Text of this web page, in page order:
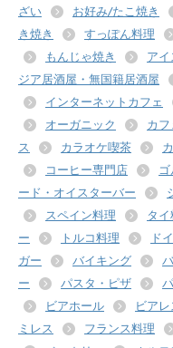
ざい
お好み/たこ焼き
き焼き
すっぽん料理
もんじゃ焼き
ア
ジア居酒屋・無国籍居酒屋
インターネットカフェ
オーガニック
カフ
ス
カラオケ喫茶
コーヒー専門店
ード・オイスターバー
スペイン料理
タ
ー
トルコ料理 ド
ガー
バイキング
ー
パスタ・ピザ
ビアホール
ビア
ミレス
フランス料理